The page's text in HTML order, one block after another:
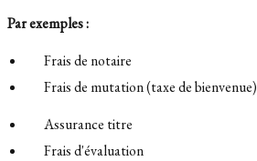
Par exemples :
Frais de notaire
Frais de mutation (taxe de bienvenue)
Assurance titre
Frais d'évaluation